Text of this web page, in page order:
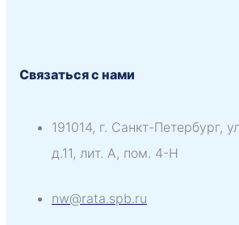
Связаться с нами
191014, г. Санкт-Петербург,
д.11, лит. А, пом. 4-H
nw@rata.spb.ru